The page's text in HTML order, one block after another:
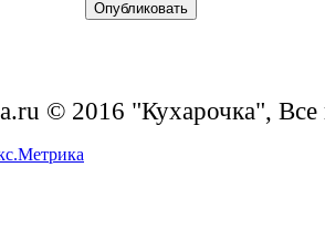
© 2016 "Кухарочка",